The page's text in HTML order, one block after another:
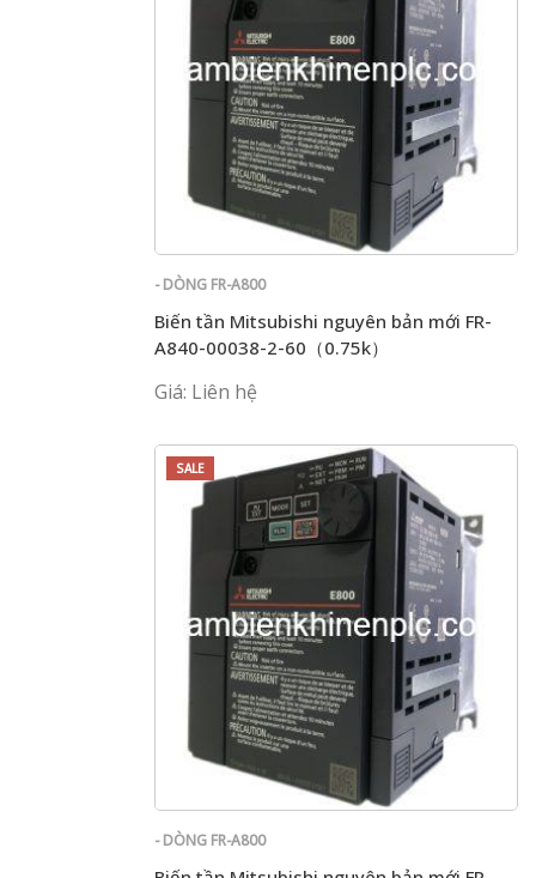
- DÒNG FR-A800
Biến tần Mitsubishi nguyên bản mới FR-
A840-00038-2-60（0.75k）
Giá: Liên hệ
SALE
- DÒNG FR-A800